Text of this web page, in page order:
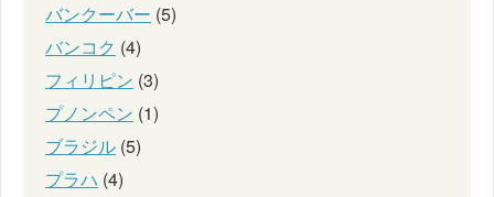
バンクーバー (5)
バンコク (4)
フィリピン (3)
プノンペン (1)
ブラジル (5)
プラハ (4)